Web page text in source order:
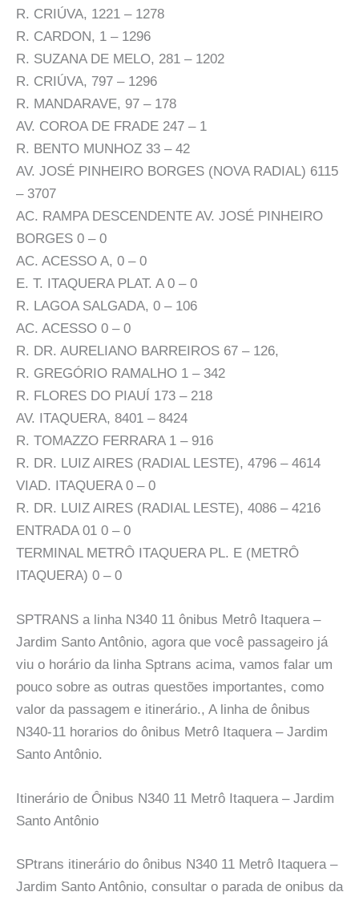
R. CRIÚVA, 1221 – 1278
R. CARDON, 1 – 1296
R. SUZANA DE MELO, 281 – 1202
R. CRIÚVA, 797 – 1296
R. MANDARAVE, 97 – 178
AV. COROA DE FRADE 247 – 1
R. BENTO MUNHOZ 33 – 42
AV. JOSÉ PINHEIRO BORGES (NOVA RADIAL) 6115
– 3707
AC. RAMPA DESCENDENTE AV. JOSÉ PINHEIRO
BORGES 0 – 0
AC. ACESSO A, 0 – 0
E. T. ITAQUERA PLAT. A 0 – 0
R. LAGOA SALGADA, 0 – 106
AC. ACESSO 0 – 0
R. DR. AURELIANO BARREIROS 67 – 126,
R. GREGÓRIO RAMALHO 1 – 342
R. FLORES DO PIAUÍ 173 – 218
AV. ITAQUERA, 8401 – 8424
R. TOMAZZO FERRARA 1 – 916
R. DR. LUIZ AIRES (RADIAL LESTE), 4796 – 4614
VIAD. ITAQUERA 0 – 0
R. DR. LUIZ AIRES (RADIAL LESTE), 4086 – 4216
ENTRADA 01 0 – 0
TERMINAL METRÔ ITAQUERA PL. E (METRÔ
ITAQUERA) 0 – 0
SPTRANS a linha N340 11 ônibus Metrô Itaquera –
Jardim Santo Antônio, agora que você passageiro já
viu o horário da linha Sptrans acima, vamos falar um
pouco sobre as outras questões importantes, como
valor da passagem e itinerário., A linha de ônibus
N340-11 horarios do ônibus Metrô Itaquera – Jardim
Santo Antônio.
Itinerário de Ônibus N340 11 Metrô Itaquera – Jardim
Santo Antônio
SPtrans itinerário do ônibus N340 11 Metrô Itaquera –
Jardim Santo Antônio, consultar o parada de onibus da